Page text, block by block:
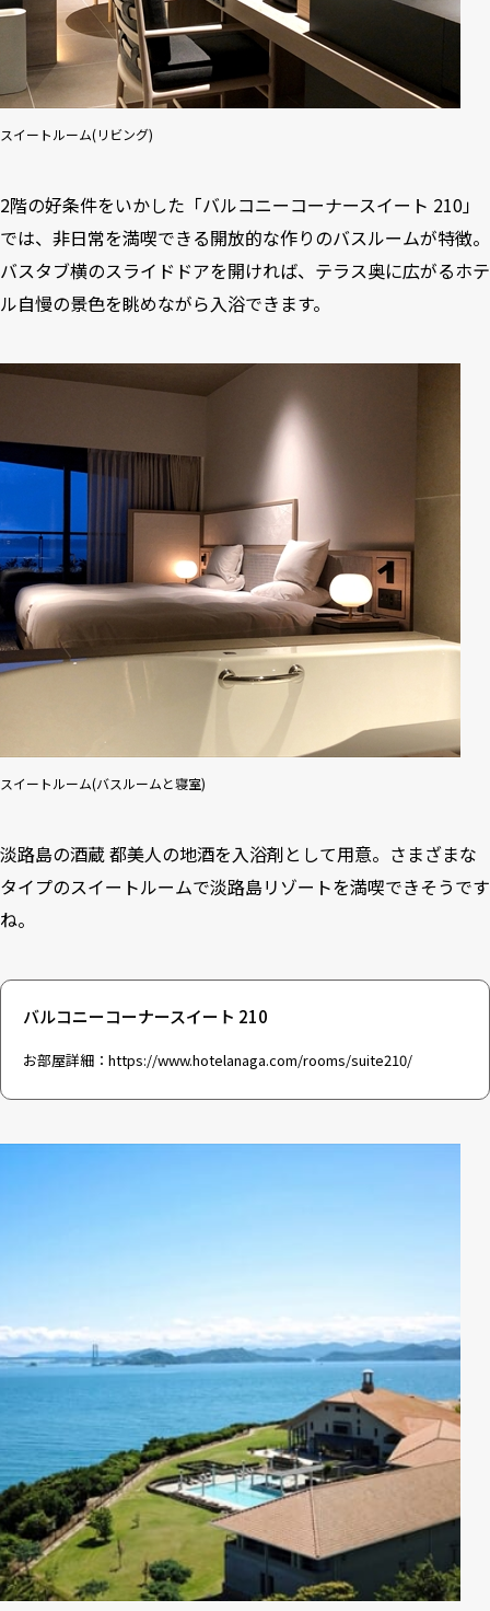
スイートルーム(リビング)
2階の好条件をいかした「バルコニーコーナースイート 210」
では、非日常を満喫できる開放的な作りのバスルームが特徴。
バスタブ横のスライドドアを開ければ、テラス奥に広がるホテ
ル自慢の景色を眺めながら入浴できます。
スイートルーム(バスルームと寝室)
淡路島の酒蔵 都美人の地酒を入浴剤として用意。さまざまな
タイプのスイートルームで淡路島リゾートを満喫できそうです
ね。
バルコニーコーナースイート 210
お部屋詳細： https://www.hotelanaga.com/rooms/suite210/